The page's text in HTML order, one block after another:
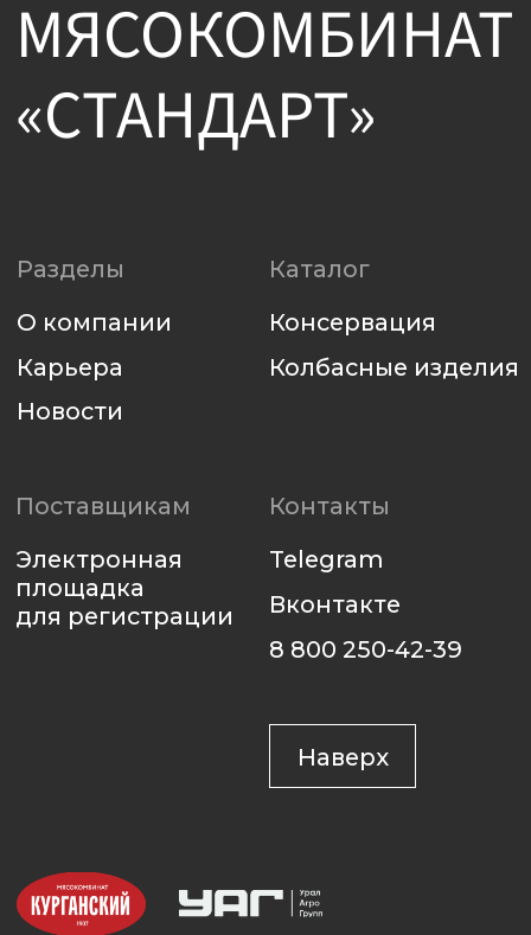
Разработка сайта
Наверх